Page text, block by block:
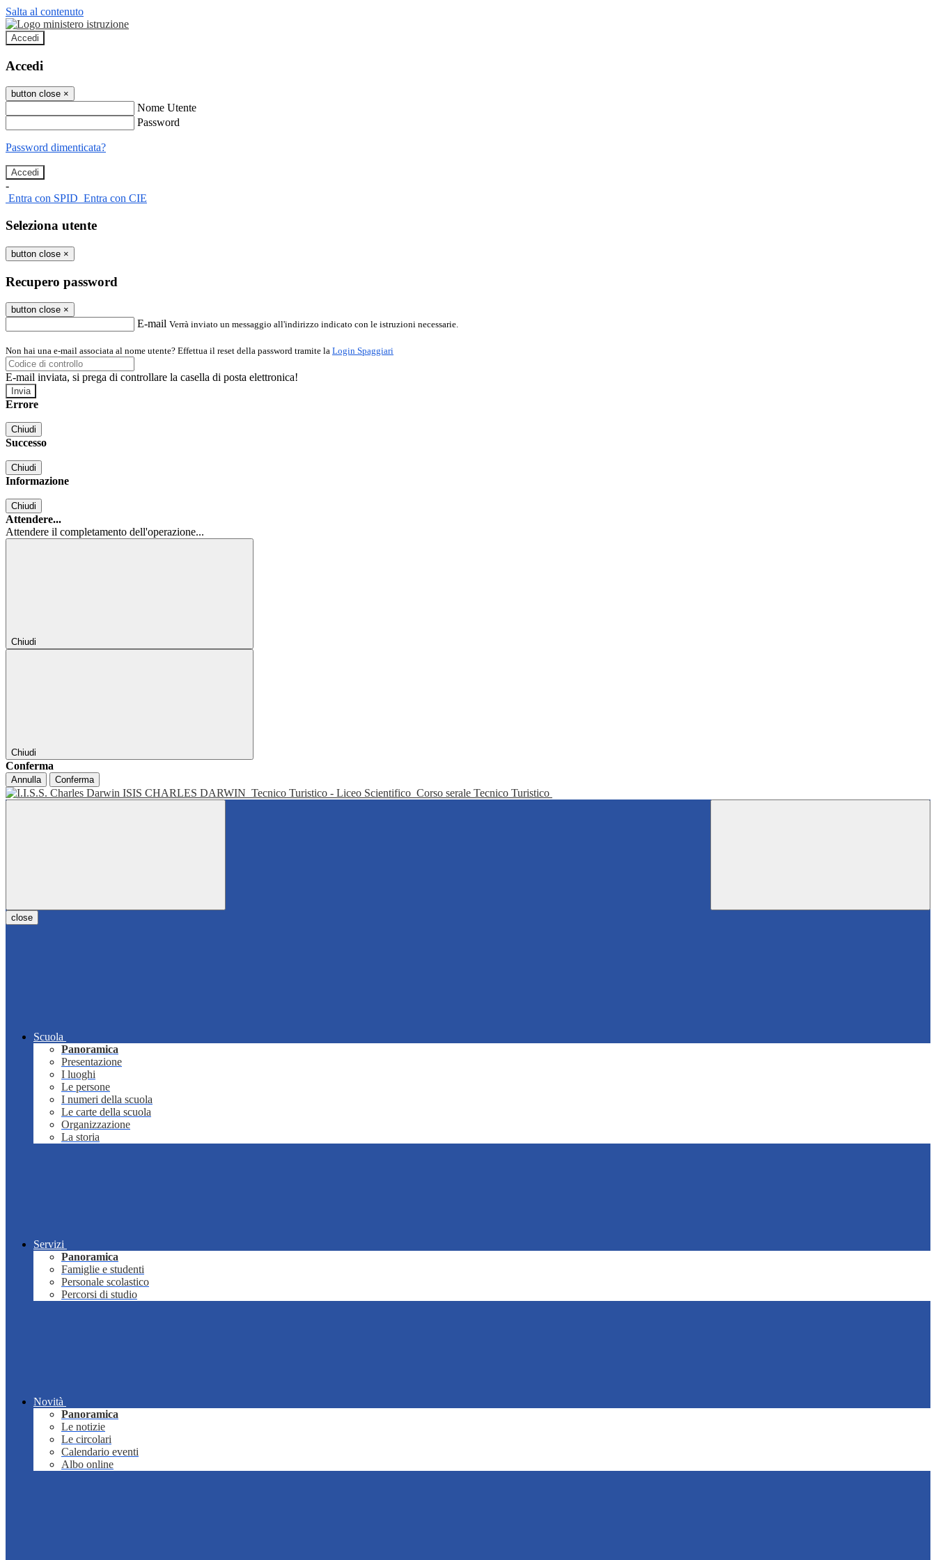
Salta al contenuto
Accedi
Accedi
button close ×
Nome Utente
Password
Password dimenticata?
-
Entra con SPID Entra con CIE
Seleziona utente
button close ×
Recupero password
button close ×
E-mail Verrà inviato un messaggio all'indirizzo indicato con le istruzioni necessarie.
Non hai una e-mail associata al nome utente? Effettua il reset della password tramite la Login Spaggiari
E-mail inviata, si prega di controllare la casella di posta elettronica!
Errore
Chiudi
Successo
Chiudi
Informazione
Chiudi
Attendere...
Attendere il completamento dell'operazione...
Chiudi
Chiudi
Conferma
Annulla Conferma
ISIS CHARLES DARWIN Tecnico Turistico - Liceo Scientifico Corso serale Tecnico Turistico
close
Scuola
Panoramica
Presentazione
I luoghi
Le persone
I numeri della scuola
Le carte della scuola
Organizzazione
La storia
Servizi
Panoramica
Famiglie e studenti
Personale scolastico
Percorsi di studio
Novità
Panoramica
Le notizie
Le circolari
Calendario eventi
Albo online